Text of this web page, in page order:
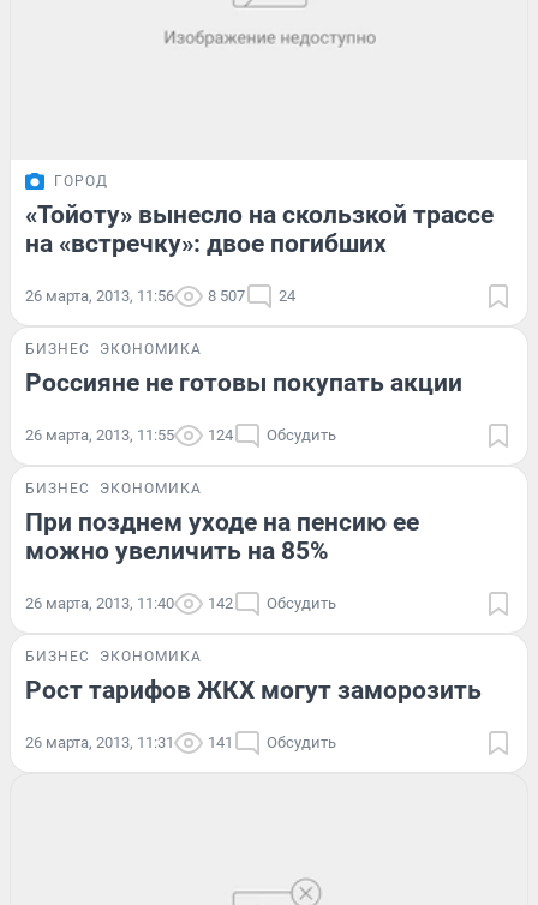
ГОРОД
«Тойоту» вынесло на скользкой трассе
на «встречку»: двое погибших
26 марта, 2013, 11:56 8 507 24
БИЗНЕС ЭКОНОМИКА
Россияне не готовы покупать акции
26 марта, 2013, 11:55 124 Обсудить
БИЗНЕС ЭКОНОМИКА
При позднем уходе на пенсию ее
можно увеличить на 85%
26 марта, 2013, 11:40 142 Обсудить
БИЗНЕС ЭКОНОМИКА
Рост тарифов ЖКХ могут заморозить
26 марта, 2013, 11:31 141 Обсудить